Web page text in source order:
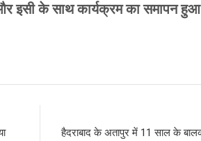
इसी के साथ कार्यक्रम का समापन
हैदराबाद के अतापुर में 11 साल के